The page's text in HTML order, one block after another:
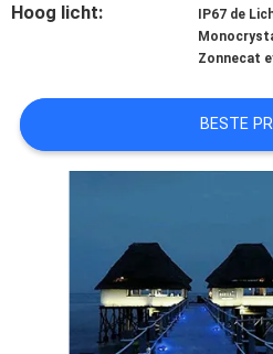
EEN
OFFERTE
ONLINE
SHOP
Hoog licht: IP67 de
Zonnecat
BESTE